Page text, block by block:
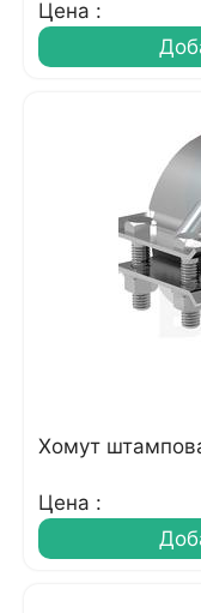
Цена :
Хомут
Цена :